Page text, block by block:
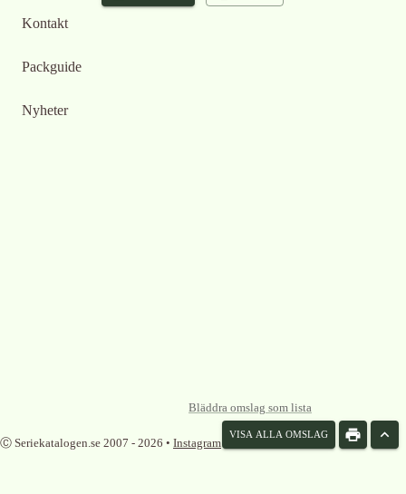
Kontakt
Packguide
Nyheter
VISA ALLA OMSLAG
Bläddra omslag som lista
Ⓒ Seriekatalogen.se 2007 - 2026 • Instagram